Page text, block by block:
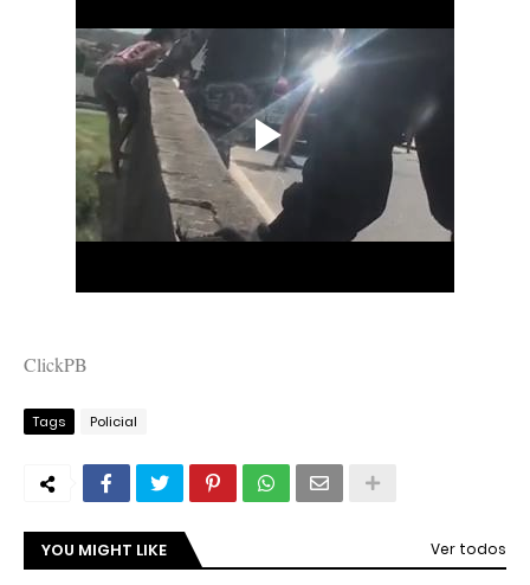
ClickPB
Tags Policial
YOU MIGHT LIKE Ver todos